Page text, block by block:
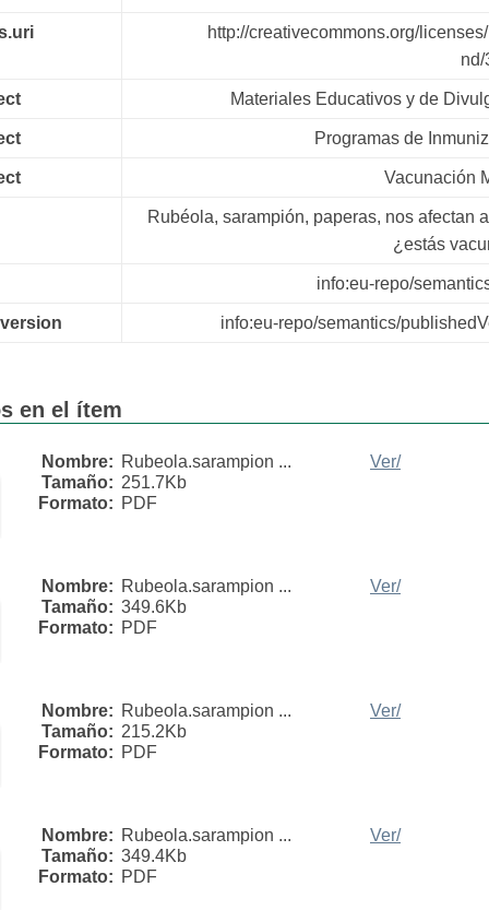
http://creativecommons.org/
nd/
Materiales Educativos y de
Programas de
Vacunación
Rubéola, sarampión, paperas, nos afectan
¿estás
info:eu-repo/
info:eu-repo/semantics/
en el ítem
Nombre: Rubeola.sarampion ...
Tamaño: 251.7Kb
Formato: PDF
Ver/
Nombre: Rubeola.sarampion ...
Tamaño: 349.6Kb
Formato: PDF
Ver/
Nombre: Rubeola.sarampion ...
Tamaño: 215.2Kb
Formato: PDF
Ver/
Nombre: Rubeola.sarampion ...
Tamaño: 349.4Kb
Formato: PDF
Ver/